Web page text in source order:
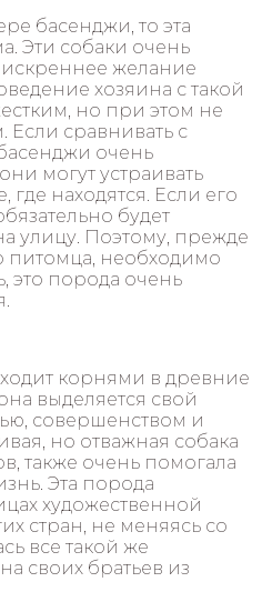
басенджи, то эта
Эти собаки очень
искреннее желание
хозяина с такой
но при этом не
сравнивать с
очень
могут устраивать
находятся. Если его
будет
улицу. Поэтому, прежде
питомца, необходимо
это порода очень
корнями в древние
выделяется свой
совершенством и
но отважная собака
также очень помогала
Эта порода
художественной
стран, не меняясь со
все такой же
своих братьев из